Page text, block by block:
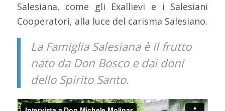
Salesiana, come gli Exallievi e i Salesiani
Cooperatori, alla luce del carisma Salesiano.
La Famiglia Salesiana è il frutto
nato da Don Bosco e dai doni
dello Spirito Santo.